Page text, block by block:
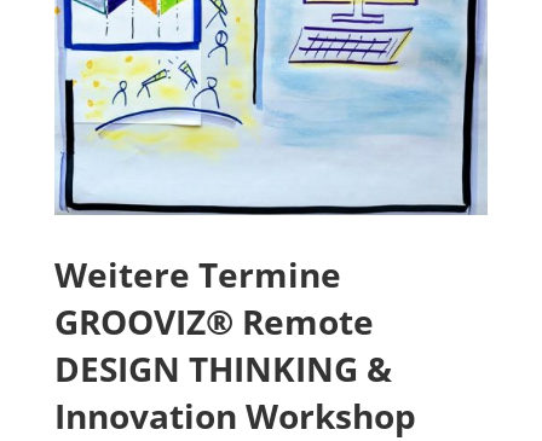
Weitere Termine
GROOVIZ® Remote
DESIGN THINKING &
Innovation Workshop